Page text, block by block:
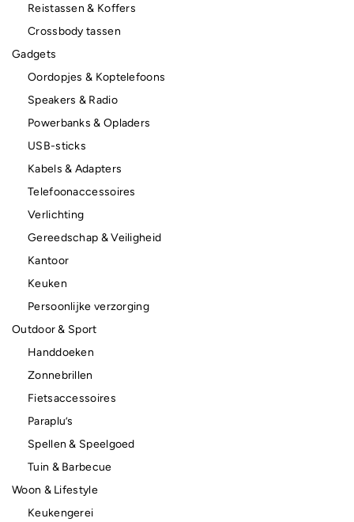
Reistassen & Koffers
Crossbody tassen
Gadgets
Oordopjes & Koptelefoons
Speakers & Radio
Powerbanks & Opladers
USB-sticks
Kabels & Adapters
Telefoonaccessoires
Verlichting
Gereedschap & Veiligheid
Kantoor
Keuken
Persoonlijke verzorging
Outdoor & Sport
Handdoeken
Zonnebrillen
Fietsaccessoires
Paraplu’s
Spellen & Speelgoed
Tuin & Barbecue
Woon & Lifestyle
Keukengerei